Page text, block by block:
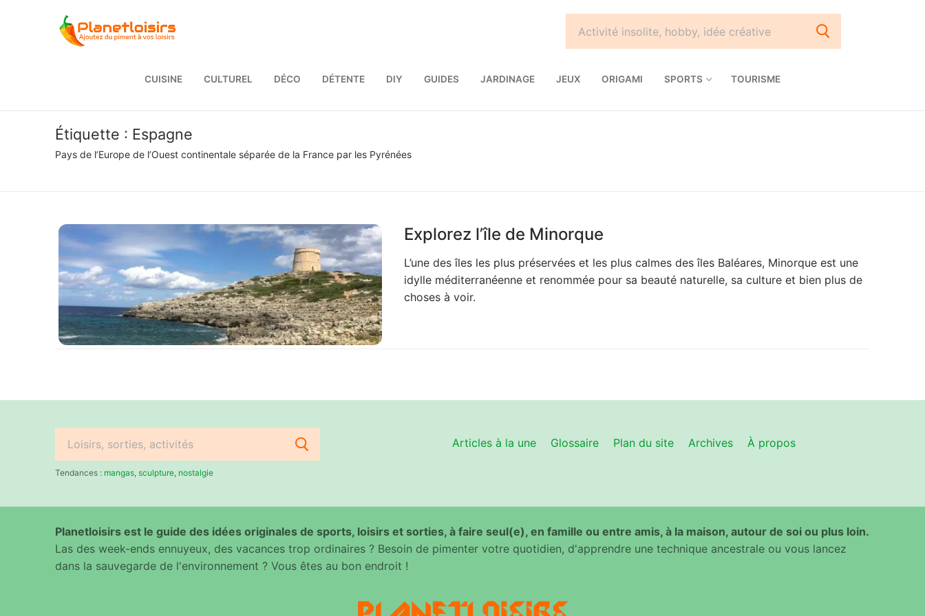
CUISINE CULTUREL DÉCO DÉTENTE DIY GUIDES JARDINAGE JEUX ORIGAMI SPORTS TOURISME
Étiquette : Espagne
Pays de l’Europe de l’Ouest continentale séparée de la France par les Pyrénées
Explorez l’île de Minorque
L’une des îles les plus préservées et les plus calmes des îles Baléares, Minorque est une
idylle méditerranéenne et renommée pour sa beauté naturelle, sa culture et bien plus de
choses à voir.
Rechercher
:Tendances : mangas sculpture nostalgie
Articles à la une Glossaire Plan du site Archives À propos
Planetloisirs est le guide des idées originales de sports, loisirs et sorties, à faire seul(e), en famille ou entre amis, à la maison, autour de soi ou plus loin.
Las des week-ends ennuyeux, des vacances trop ordinaires ? Besoin de pimenter votre quotidien, d'apprendre une technique ancestrale ou vous lancez
dans la sauvegarde de l'environnement ? Vous êtes au bon endroit !